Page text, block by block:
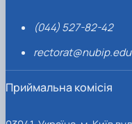
(044) 527-82-42
Приймальна комісія